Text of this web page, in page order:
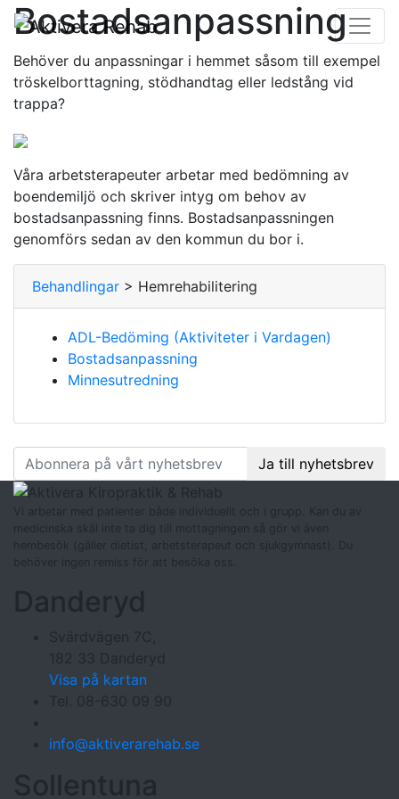
Bostadsanpassning
Behöver du anpassningar i hemmet såsom till exempel
tröskelborttagning, stödhandtag eller ledstång vid
trappa?
Våra arbetsterapeuter arbetar med bedömning av
boendemiljö och skriver intyg om behov av
bostadsanpassning finns. Bostadsanpassningen
genomförs sedan av den kommun du bor i.
Behandlingar > Hemrehabilitering
ADL-Bedöming (Aktiviteter i Vardagen)
Bostadsanpassning
Minnesutredning
Ja till nyhetsbrev
Vi arbetar med patienter både individuellt och i grupp. Kan du av
medicinska skäl inte ta dig till mottagningen så gör vi även
hembesök (gäller dietist, arbetsterapeut och sjukgymnast). Du
behöver ingen remiss för att besöka oss.
Danderyd
Svärdvägen 7C,
182 33 Danderyd
Visa på kartan
Tel. 08-630 09 90
info@aktiverarehab.se
Sollentuna